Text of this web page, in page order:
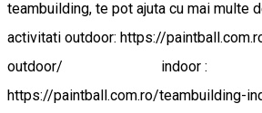
teambuilding, te pot ajuta cu mai multe
activitati outdoor: https://
outdoor/ indoor :
https://paintball.com.ro/teambuilding-